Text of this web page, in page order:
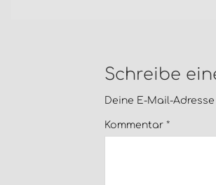
Schreibe
Deine E-Mail-
Kommentar*